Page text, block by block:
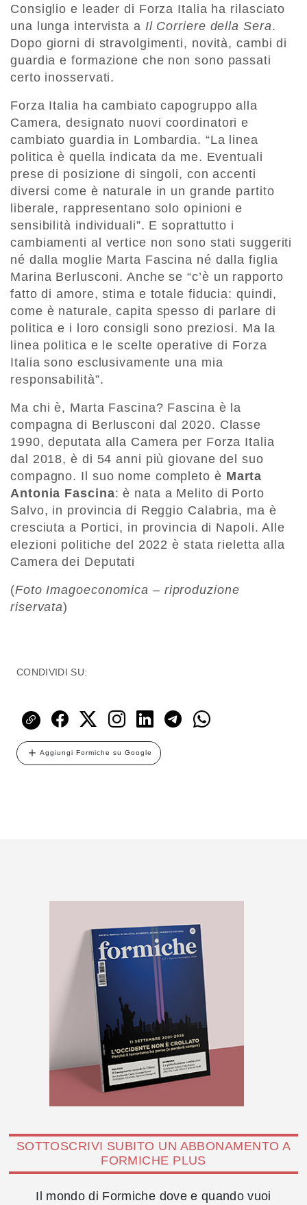
Consiglio e leader di Forza Italia ha rilasciato
una lunga intervista a Il Corriere della Sera.
Dopo giorni di stravolgimenti, novità, cambi di
guardia e formazione che non sono passati
certo inosservati.
Forza Italia ha cambiato capogruppo alla
Camera, designato nuovi coordinatori e
cambiato guardia in Lombardia. “La linea
politica è quella indicata da me. Eventuali
prese di posizione di singoli, con accenti
diversi come è naturale in un grande partito
liberale, rappresentano solo opinioni e
sensibilità individuali”. E soprattutto i
cambiamenti al vertice non sono stati suggeriti
né dalla moglie Marta Fascina né dalla figlia
Marina Berlusconi. Anche se “c’è un rapporto
fatto di amore, stima e totale fiducia: quindi,
come è naturale, capita spesso di parlare di
politica e i loro consigli sono preziosi. Ma la
linea politica e le scelte operative di Forza
Italia sono esclusivamente una mia
responsabilità”.
Ma chi è, Marta Fascina? Fascina è la
compagna di Berlusconi dal 2020. Classe
1990, deputata alla Camera per Forza Italia
dal 2018, è di 54 anni più giovane del suo
compagno. Il suo nome completo è Marta
Antonia Fascina: è nata a Melito di Porto
Salvo, in provincia di Reggio Calabria, ma è
cresciuta a Portici, in provincia di Napoli. Alle
elezioni politiche del 2022 è stata rieletta alla
Camera dei Deputati
(Foto Imagoeconomica – riproduzione
riservata)
CONDIVIDI SU:
Aggiungi Formiche su Google
SOTTOSCRIVI SUBITO UN ABBONAMENTO A
FORMICHE PLUS
Il mondo di Formiche dove e quando vuoi